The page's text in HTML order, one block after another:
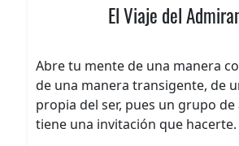
El Viaje del
Abre tu mente de una manera
de una manera transigente, de
propia del ser, pues un grupo
tiene una invitación que hacerte.